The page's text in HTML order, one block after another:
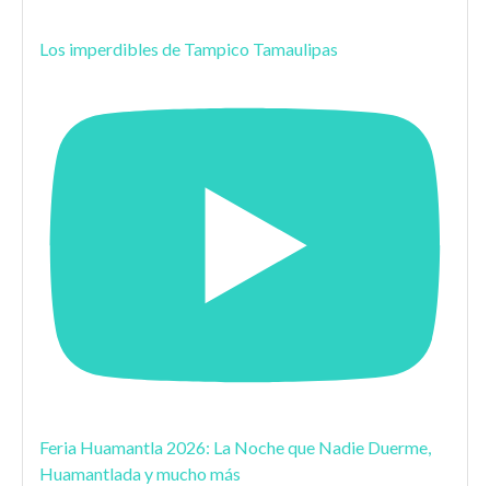
Los imperdibles de Tampico Tamaulipas
Feria Huamantla 2026: La Noche que Nadie Duerme,
Huamantlada y mucho más